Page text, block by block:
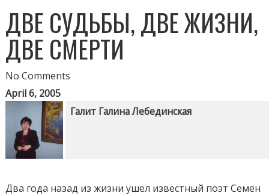
ДВЕ СУДЬБЫ, ДВЕ ЖИЗНИ,
ДВЕ СМЕРТИ
No Comments
April 6, 2005
Галит Галина Лебединская
Два года назад из жизни ушел известный поэт Семен